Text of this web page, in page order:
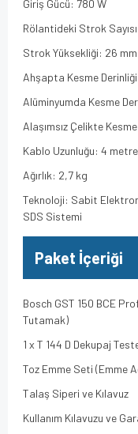
Giriş Gücü: 780 W
Rölantideki Strok
Strok Yüksekliği: 26 mm
Ahşapta Kesme
Alüminyumda Kesme
Alaşımsız Çelikte
Kablo Uzunluğu: 4 metre
Ağırlık: 2,7 kg
Teknoloji: Sabit
SDS Sistemi
Paket İçeriği
Bosch GST 150 BCE
Tutamak)
1 x T 144 D Dekupaj
Toz Emme Seti (Emme
Talaş Siperi ve Kılavuz
Kullanım Kılavuzu ve